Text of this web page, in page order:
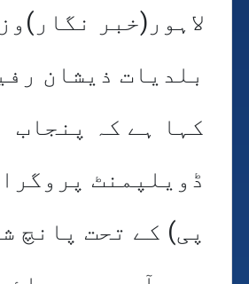
لاہور(خبر
بلدیات ذیشان
کہا ہے کہ پنجاب
ڈویلپمنٹ
پی) کے تحت پانچ